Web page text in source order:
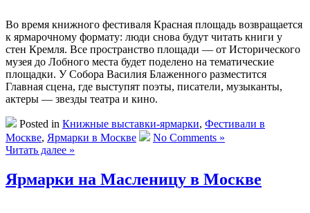
Во время книжного фестиваля Красная площадь возвращается
к ярмарочному формату: люди снова будут читать книги у
стен Кремля. Все пространство площади — от Исторического
музея до Лобного места будет поделено на тематические
площадки. У Собора Василия Блаженного разместится
Главная сцена, где выступят поэты, писатели, музыканты,
актеры — звезды театра и кино.
Posted in Книжные выставки-ярмарки, Фестивали в
Москве, Ярмарки в Москве
No Comments »
Читать далее »
Ярмарки на Масленицу в Москве